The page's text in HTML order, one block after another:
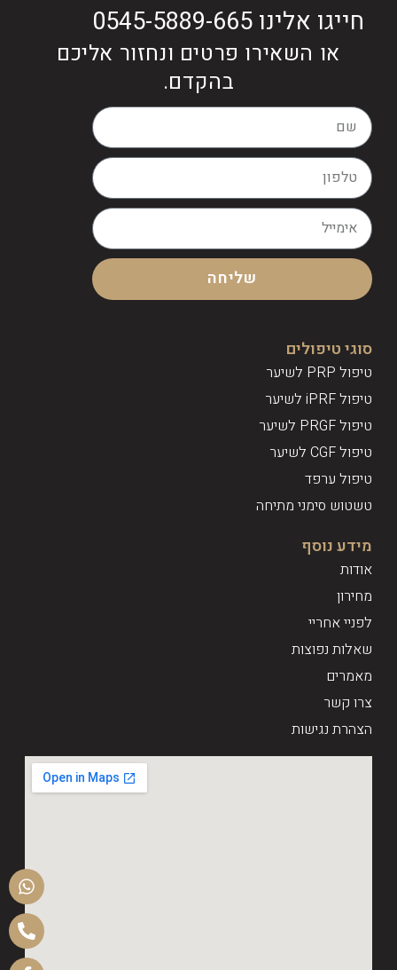
חייגו אלינו 0545-5889-665
או השאירו פרטים ונחזור אליכם
בהקדם.
שליחה
סוגי טיפולים
טיפול PRP לשיער
טיפול iPRF לשיער
טיפול PRGF לשיער
טיפול CGF לשיער
טיפול ערפד
טשטוש סימני מתיחה
מידע נוסף
אודות
מחירון
לפניי אחריי
שאלות נפוצות
מאמרים
צרו קשר
הצהרת נגישות